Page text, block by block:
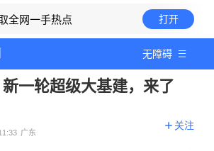
全网一手热点 打开
无障碍
一轮超级大基建，来了
广东
关注